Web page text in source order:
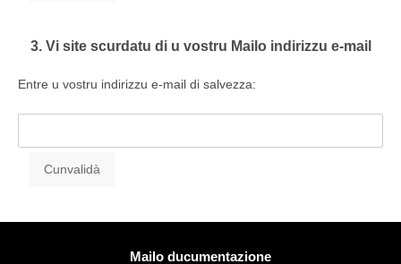
3. Vi site scurdatu di u vostru Mailo indirizzu e-mail
Entre u vostru indirizzu e-mail di salvezza:
Mailo ducumentazione